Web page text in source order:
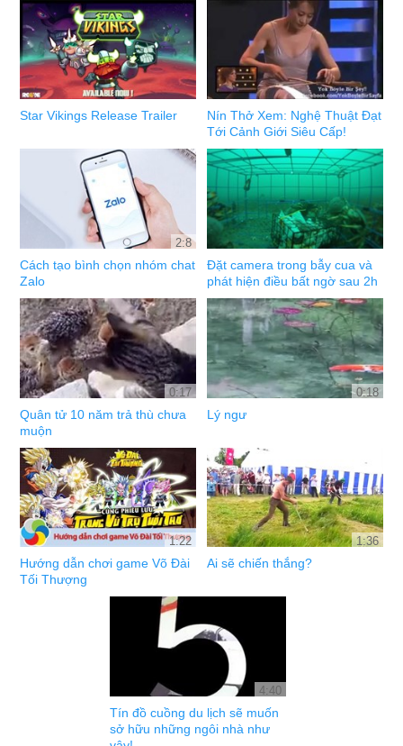
Star Vikings Release Trailer
Nín Thở Xem: Nghệ Thuật Đạt
Tới Cảnh Giới Siêu Cấp!
2:8
Cách tạo bình chọn nhóm chat
Zalo
Đặt camera trong bẫy cua và
phát hiện điều bất ngờ sau 2h
0:17
Quân tử 10 năm trả thù chưa
muộn
0:18
Lý ngư
1:22
Hướng dẫn chơi game Võ Đài
Tối Thượng
1:36
Ai sẽ chiến thắng?
4:40
Tín đồ cuồng du lịch sẽ muốn
sở hữu những ngôi nhà như